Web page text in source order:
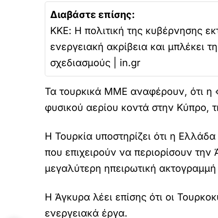
Διαβάστε επίσης:
ΚΚΕ: Η πολιτική της κυβέρνησης
ενεργειακή ακρίβεια και μπλέκει
σχεδιασμούς | in.gr
Τα τουρκικά ΜΜΕ αναφέρουν, ότι η
φυσικού αερίου κοντά στην Κύπρο,
Η Τουρκία υποστηρίζει ότι η
που επιχειρούν να περιορίσουν
μεγαλύτερη ηπειρωτική
Η Άγκυρα λέει επίσης ότι οι
ενεργειακά έργα.